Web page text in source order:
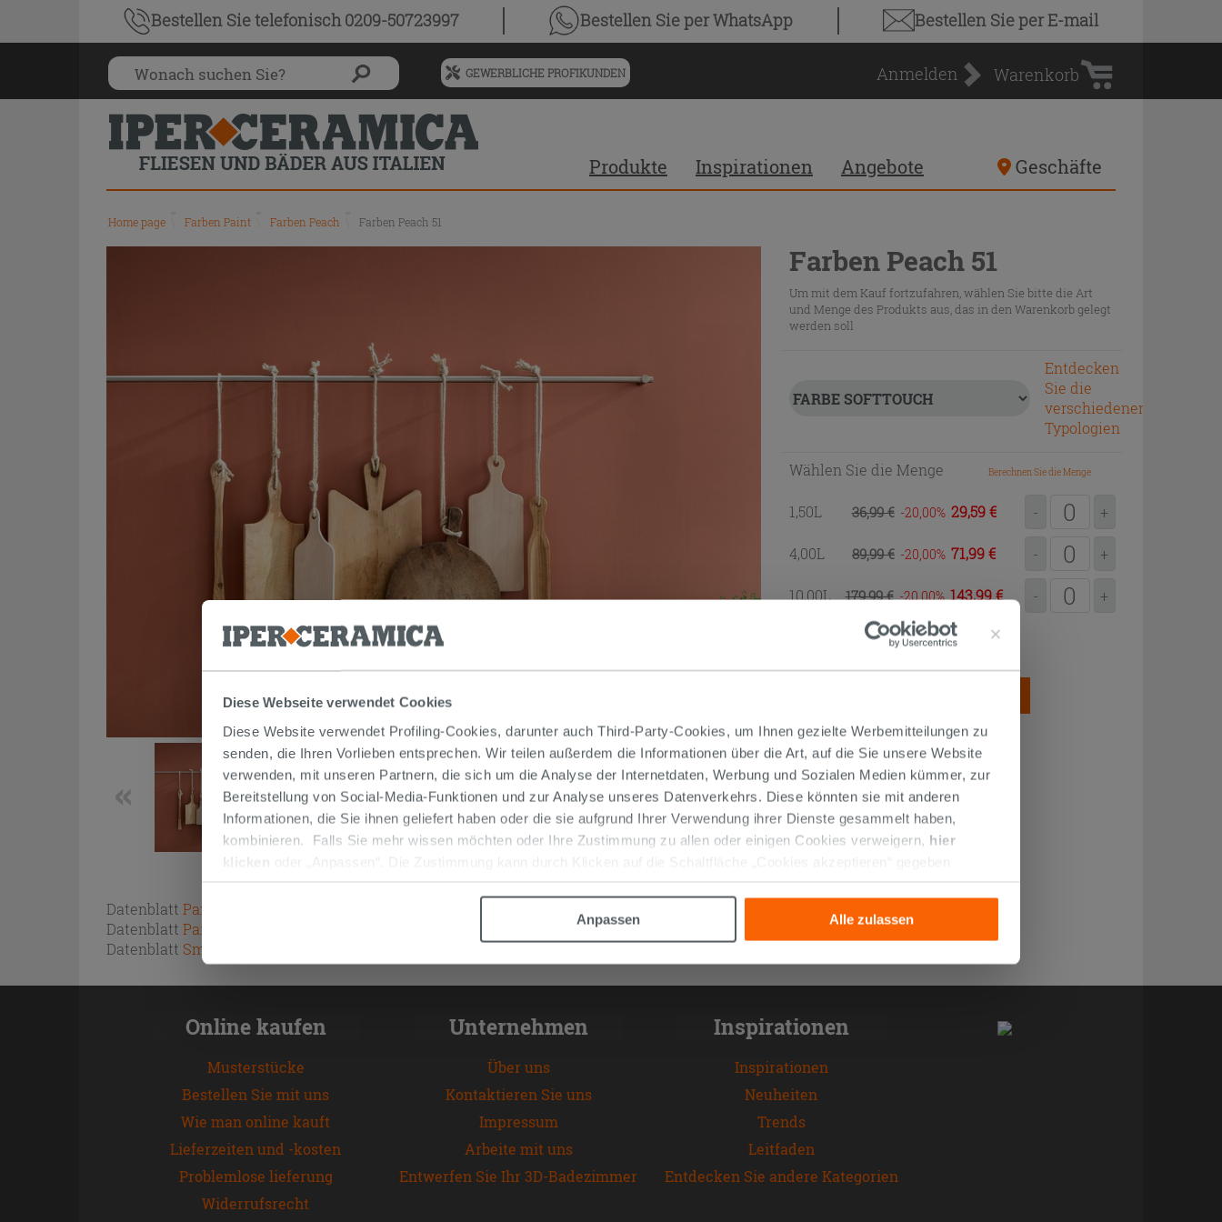
Diese Webseite verwendet Cookies
Diese Website verwendet Profiling-Cookies, darunter auch Third-Party-Cookies, um Ihnen gezielte Werbemitteilungen zu
senden, die Ihren Vorlieben entsprechen. Wir teilen außerdem die Informationen über die Art, auf die Sie unsere Website
verwenden, mit unseren Partnern, die sich um die Analyse der Internetdaten, Werbung und Sozialen Medien kümmer, zur
Bereitstellung von Social-Media-Funktionen und zur Analyse unseres Datenverkehrs. Diese könnten sie mit anderen
Informationen, die Sie ihnen geliefert haben oder die sie aufgrund Ihrer Verwendung ihrer Dienste gesammelt haben,
kombinieren. Falls Sie mehr wissen möchten oder Ihre Zustimmung zu allen oder einigen Cookies verweigern, hier
klicken
oder „Anpassen“. Die Zustimmung kann durch Klicken auf die Schaltfläche „Cookies akzeptieren“ gegeben
werden. Wenn Sie auf die Schaltfläche "X" klicken, können Sie das Surfen erst nach der Installation der technischen
Anpassen
Alle zulassen
Bestellen Sietelefonisch 0209-50723997 Bestellen Sieper WhatsApp Bestellen Sieper E-mail
Menü
für
vorgeschlagenen
Siteinhalt
und
Suchprotokoll
GEWERBLICHE PROFIKUNDEN Anmelden
Warenkorb
Warenkorb
Produkte Inspirationen Angebote Geschäfte
Home page Farben Paint Farben Peach Farben Peach 51
Farben Peach 51
Um mit dem Kauf fortzufahren, wählen Sie bitte die Art
und Menge des Produkts aus, das in den Warenkorb gelegt
werden soll
Entdecken
Sie die
verschiedenen
Typologien
Wählen Sie die Menge Berechnen Sie die Menge
1,50L 36,99 € -20,00 29,59 € - +
4,00L 89,99 € -20,00 71,99 € - +
10,00L 179,99 € -20,00 143,99 € - +
Leistung = 0,20L/m2
HINZUFÜGEN
Datenblatt Paint SoftTouch
Datenblatt Paint UltraMatt
Datenblatt Smalto Universal
Online kaufen
Musterstücke
Bestellen Sie mit uns
Wie man online kauft
Lieferzeiten und -kosten
Problemlose lieferung
Widerrufsrecht
Unternehmen
Über uns
Kontaktieren Sie uns
Impressum
Arbeite mit uns
Entwerfen Sie Ihr 3D-Badezimmer
Inspirationen
Inspirationen
Neuheiten
Trends
Leitfaden
Entdecken Sie andere Kategorien